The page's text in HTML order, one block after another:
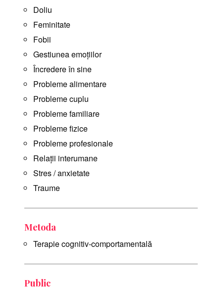
Doliu
Feminitate
Fobii
Gestiunea emoțiilor
Încredere în sine
Probleme alimentare
Probleme cuplu
Probleme familiare
Probleme fizice
Probleme profesionale
Relații interumane
Stres / anxietate
Traume
Metoda
Terapie cognitiv-comportamentală
Public